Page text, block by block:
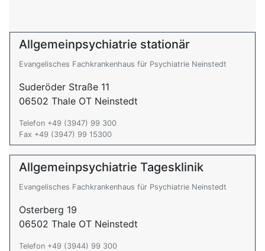
Allgemeinpsychiatrie stationär
Evangelisches Fachkrankenhaus für Psychiatrie Neinstedt
Suderöder Straße 11
06502 Thale OT Neinstedt
Telefon +49 (3947) 99 300
Fax +49 (3947) 99 15300
Allgemeinpsychiatrie Tagesklinik
Evangelisches Fachkrankenhaus für Psychiatrie Neinstedt
Osterberg 19
06502 Thale OT Neinstedt
Telefon +49 (3944) 99 300